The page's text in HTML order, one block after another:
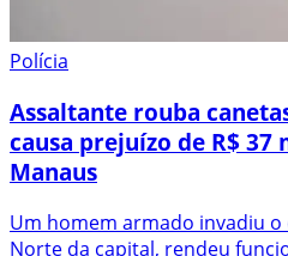
Polícia
Assaltante rouba
causa prejuízo de R$
Manaus
Um homem armado invadiu
Norte da capital, rendeu